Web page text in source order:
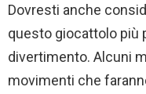
Dovresti anche
questo giocattolo più
divertimento. Alcuni
movimenti che